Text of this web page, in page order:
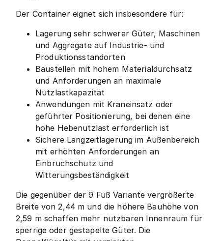
Der Container eignet sich insbesondere für:
Lagerung sehr schwerer Güter, Maschinen
und Aggregate auf Industrie- und
Produktionsstandorten
Baustellen mit hohem Materialdurchsatz
und Anforderungen an maximale
Nutzlastkapazität
Anwendungen mit Kraneinsatz oder
geführter Positionierung, bei denen eine
hohe Hebenutzlast erforderlich ist
Sichere Langzeitlagerung im Außenbereich
mit erhöhten Anforderungen an
Einbruchschutz und
Witterungsbeständigkeit
Die gegenüber der 9 Fuß Variante vergrößerte
Breite von 2,44 m und die höhere Bauhöhe von
2,59 m schaffen mehr nutzbaren Innenraum für
sperrige oder gestapelte Güter. Die